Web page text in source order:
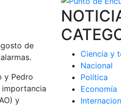
de
y Pedro
importancia
y
Ciencia y
Nacional
Política
Economía